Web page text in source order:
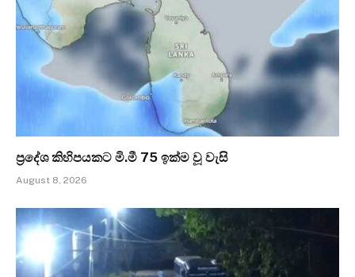
ප්‍රදේශ කිහිපයකට මි.මී 75 ඉක්ම වූ වැසි
August 8, 2026